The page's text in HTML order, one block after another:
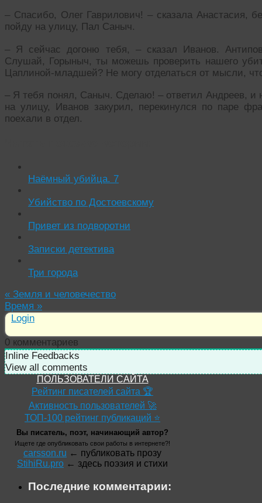
– Спасибо, Олег Гаврилович! – сказала Анастасия,
пойду на улицу, Пал Саныч.
– Я сейчас догоню тебя, – сказал Иванов.
Слушай, Горыныч, ты можешь проверить нашего
Цаплиной-младшей? Не могу отделаться от мысли,
– Я тебя понял, Саныч. Сделаю! – ответил Андреев,
на улицу, Иванов закурил, перекинулся по паре
поехали в отдел.
Наёмный убийца. 7
Убийство по Достоевскому
Привет из подворотни
Записки детектива
Три города
« Земля и человечество
Время »
Login
0 комментариев
Inline Feedbacks
View all comments
ПОЛЬЗОВАТЕЛИ САЙТА
Рейтинг писателей сайта 🏆
Активность пользователей 🚀
ТОП-100 рейтинг публикаций ⭐
Вы писатель, поэт, начинающий автор?
Ищете где опубликовать свои работы в интернете?!
carsson.ru ← публиковать прозу
StihiRu.pro ← здесь поэзия и стихи
Последние комментарии: